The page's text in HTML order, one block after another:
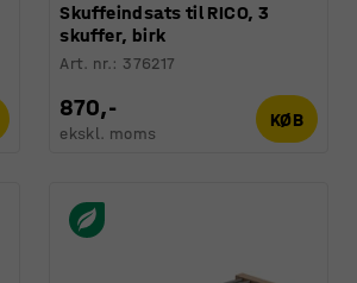
Skuffeindsats til RICO, 3
skuffer, birk
Art. nr.: 376217
870,-
ekskl. moms
KØB